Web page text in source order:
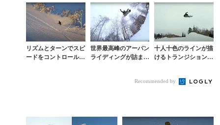
さ”を追求した...
リズムとターンでスピ
ードをコントロールす
世界最高峰のアーバン
ライディングが詰まっ
十人十色のラインが描
けるトランジション天
Recommended by